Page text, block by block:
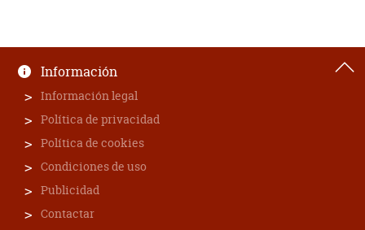
Información
Información legal
Política de privacidad
Política de cookies
Condiciones de uso
Publicidad
Contactar